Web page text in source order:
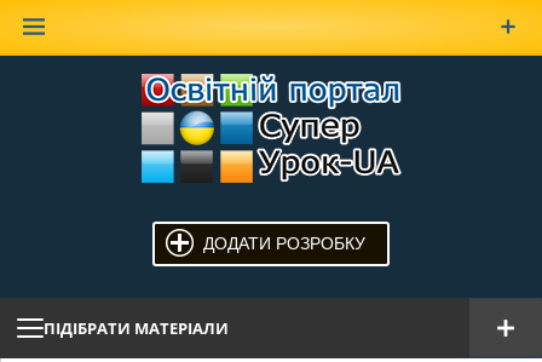
ДОДАТИ РОЗРОБКУ
ПІДІБРАТИ МАТЕРІАЛИ